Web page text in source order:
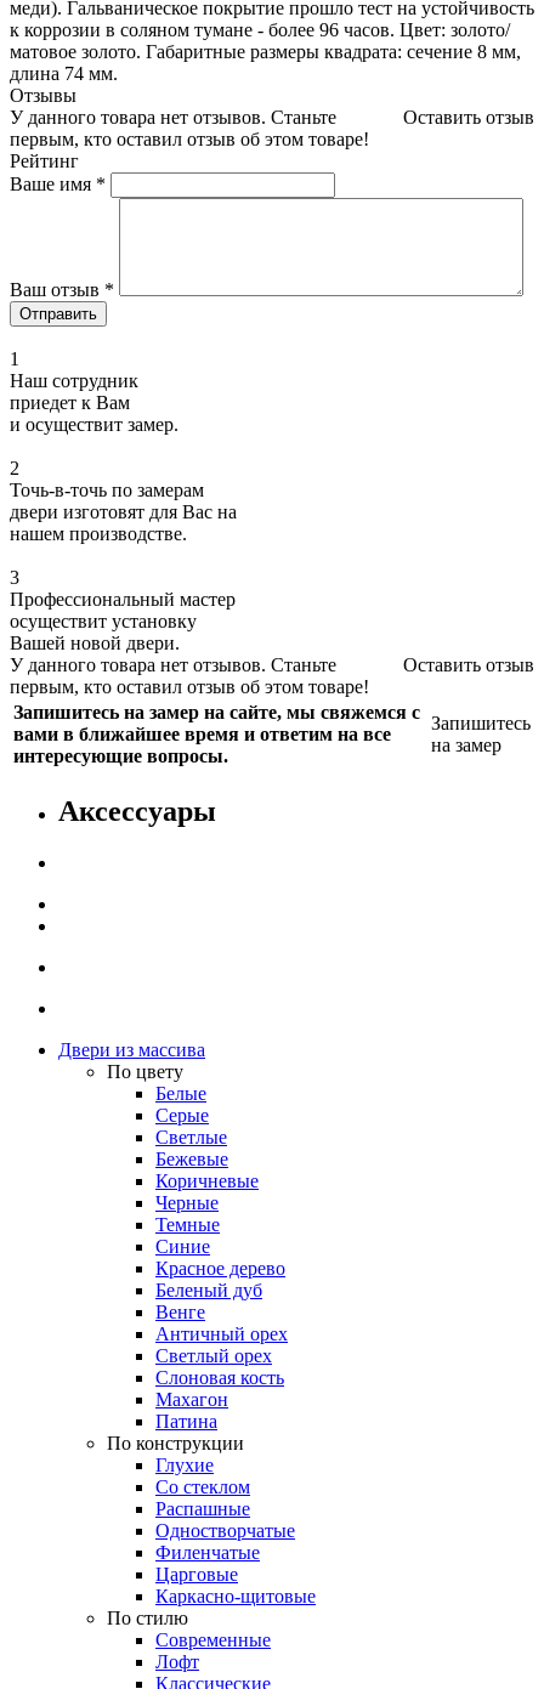
меди). Гальваническое покрытие прошло тест на устойчивость
к коррозии в соляном тумане - более 96 часов. Цвет: золото/
матовое золото. Габаритные размеры квадрата: сечение 8 мм,
длина 74 мм.
Отзывы
Оставить отзыв
У данного товара нет отзывов. Станьте
первым, кто оставил отзыв об этом товаре!
Рейтинг
Ваше имя *
Ваш отзыв *
1
Наш сотрудник
приедет к Вам
и осуществит замер.
2
Точь-в-точь по замерам
двери изготовят для Вас на
нашем производстве.
3
Профессиональный мастер
осуществит установку
Вашей новой двери.
Оставить отзыв
У данного товара нет отзывов. Станьте
первым, кто оставил отзыв об этом товаре!
Запишитесь на замер на сайте, мы свяжемся с
вами в ближайшее время и ответим на все
интересующие вопросы.
Запишитесь
на замер
Аксессуары
Двери из массива
По цвету
Белые
Серые
Светлые
Бежевые
Коричневые
Черные
Темные
Синие
Красное дерево
Беленый дуб
Венге
Античный орех
Светлый орех
Слоновая кость
Махагон
Патина
По конструкции
Глухие
Со стеклом
Распашные
Одностворчатые
Филенчатые
Царговые
Каркасно-щитовые
По стилю
Современные
Лофт
Классические